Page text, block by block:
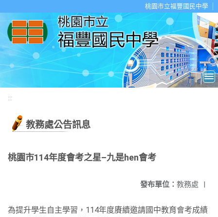
桃園市立福豐國民中學
:::
教務處公告訊息
桃園市114年度會考之星–九是hen會考
發布單位： 教務處 |
為提升學生自主學習，114年度賡續邀請國中教育會考成績